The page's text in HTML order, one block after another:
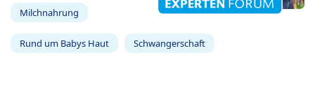
Milchnahrung
Rund um Babys Haut Schwangerschaft